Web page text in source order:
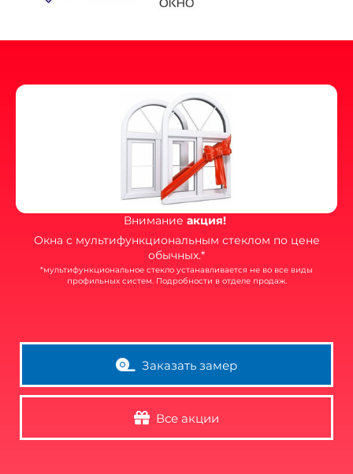
Внимание акция!
Окна с мультифункциональным стеклом по цене
обычных.*
*мультифункциональное стекло устанавливается не во все виды
профильных систем. Подробности в отделе продаж.
Заказать замер
Все акции